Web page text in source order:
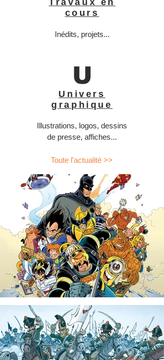
Travaux en
cours
Inédits, projets...
U
Univers
graphique
Illustrations, logos, dessins
de presse, affiches...
Toute l'actualité >>